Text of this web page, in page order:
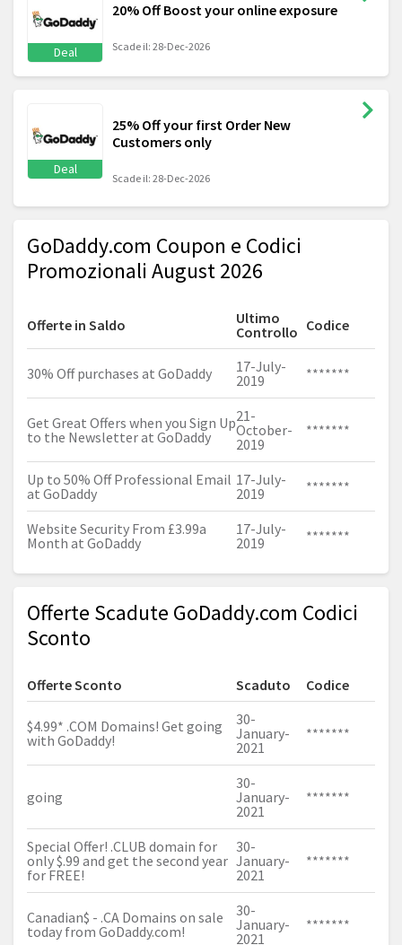
Deal
20% Off Boost your online exposure
Scade il: 28-Dec-2026
Deal
25% Off your first Order New
Customers only
Scade il: 28-Dec-2026
GoDaddy.com Coupon e Codici
Promozionali August 2026
Offerte in Saldo
Ultimo
Controllo Codice
30% Off purchases at GoDaddy
17-July-
2019
*******
Get Great Offers when you Sign Up
to the Newsletter at GoDaddy
21-
October-
2019
*******
Up to 50% Off Professional Email
at GoDaddy
17-July-
2019
*******
Website Security From £3.99a
Month at GoDaddy
17-July-
2019
*******
Offerte Scadute GoDaddy.com Codici
Sconto
Offerte Sconto Scaduto Codice
$4.99* .COM Domains! Get going
with GoDaddy!
30-
January-
2021
*******
going
30-
January-
2021
*******
Special Offer! .CLUB domain for
only $.99 and get the second year
for FREE!
30-
January-
2021
*******
Canadian$ - .CA Domains on sale
today from GoDaddy.com!
30-
January-
2021
*******